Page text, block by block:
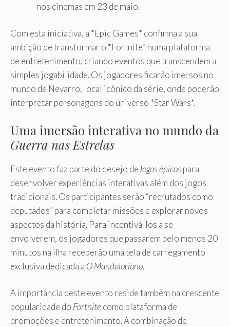
nos cinemas em 23 de maio.
Com esta iniciativa, a *Epic Games* confirma a sua
ambição de transformar o *Fortnite* numa plataforma
de entretenimento, criando eventos que transcendem a
simples jogabilidade. Os jogadores ficarão imersos no
mundo de Nevarro, local icônico da série, onde poderão
interpretar personagens do universo *Star Wars*.
Uma imersão interativa no mundo da
Guerra nas Estrelas
Este evento faz parte do desejo deJogos épicos para
desenvolver experiências interativas além dos jogos
tradicionais. Os participantes serão “recrutados como
deputados” para completar missões e explorar novos
aspectos da história. Para incentivá-los a se
envolverem, os jogadores que passarem pelo menos 20
minutos na ilha receberão uma tela de carregamento
exclusiva dedicada a O Mandaloriano.
A importância deste evento reside também na crescente
popularidade do Fortnite como plataforma de
promoções e entretenimento. A combinação de